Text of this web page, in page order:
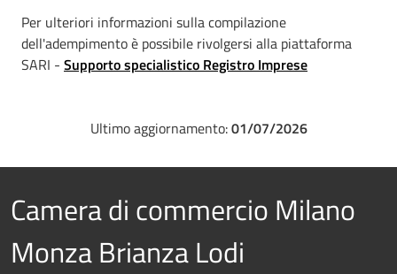
Per ulteriori informazioni sulla compilazione
dell'adempimento è possibile rivolgersi alla piattaforma
SARI - Supporto specialistico Registro Imprese
Ultimo aggiornamento:01/07/2026
Camera di commercio Milano
Monza Brianza Lodi